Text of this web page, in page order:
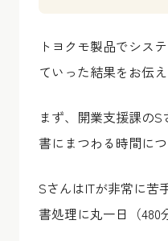
トヨクモ製品でシス
ていった結果をお伝え
まず、開業支援課の
書にまつわる時間につ
SさんはITが非常に苦
書処理に丸一日（480